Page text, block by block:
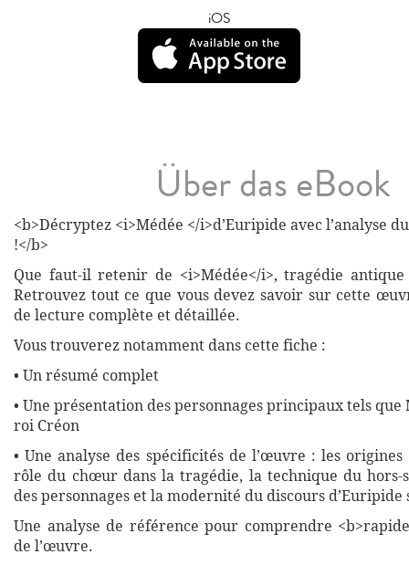
iOS
Über das eBook
<b>Décryptez <i>Médée </i>d’Euripide avec l’analyse
!</b>
Que faut-il retenir de <i>Médée</i>, tragédie
Retrouvez tout ce que vous devez savoir sur cette
de lecture complète et détaillée.
Vous trouverez notamment dans cette fiche :
• Un résumé complet
• Une présentation des personnages principaux tels que
roi Créon
• Une analyse des spécificités de l’œuvre : les
rôle du chœur dans la tragédie, la technique du hors-
des personnages et la modernité du discours
Une analyse de référence pour comprendre
de l’œuvre.